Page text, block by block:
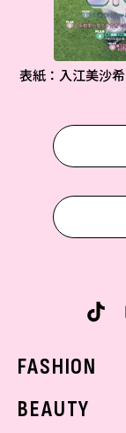
表紙：入江美沙
FASHION
BEAUTY